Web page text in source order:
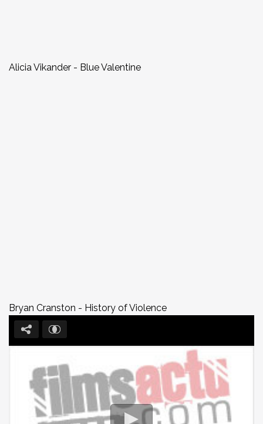
Alicia Vikander - Blue Valentine
Bryan Cranston - History of Violence